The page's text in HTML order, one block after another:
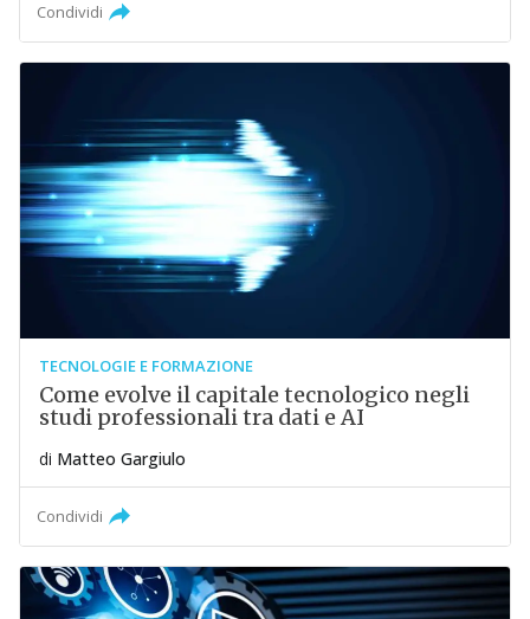
Condividi
TECNOLOGIE E FORMAZIONE
Come evolve il capitale tecnologico negli
studi professionali tra dati e AI
di Matteo Gargiulo
Condividi